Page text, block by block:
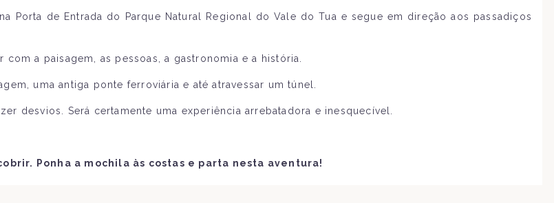
Porta de Entrada do Parque Natural Regional do Vale do Tua e segue em direção aos passadiços
a paisagem, as pessoas, a gastronomia e a história.
uma antiga ponte ferroviária e até atravessar um túnel.
desvios. Será certamente uma experiência arrebatadora e inesquecível.
Ponha a mochila às costas e parta nesta aventura!